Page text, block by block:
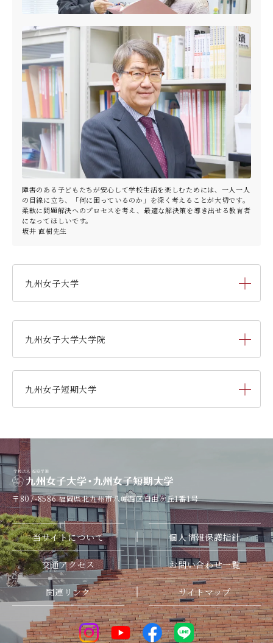
障害のある子どもたちが安心して学校生活を楽しむためには、一人一人
の目線に立ち、「何に困っているのか」を深く考えることが大切です。
柔軟に問題解決へのプロセスを考え、最適な解決策を導き出せる教育者
になってほしいです。
坂井 直樹先生
九州女子大学
家政学部生活デザイン学科（旧 人間生活学科）
家政学部栄養学科［管理栄養士課程］
人間科学部児童・幼児教育学科
（旧 人間発達学科 人間発達
攻）
九州女子大学大学院
九州女子短期大学
子ども健康学科
専攻科 子ども健康学専攻
〒807-8586福岡県北九州市八幡西区自由ケ丘1番1号
当サイトについて 個人情報保護指針
交通アクセス お問い合わせ一覧
関連リンク サイトマップ